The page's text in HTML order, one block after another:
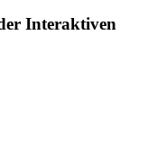
Interaktiven